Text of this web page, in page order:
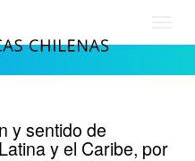
y sentido de
y el Caribe, por